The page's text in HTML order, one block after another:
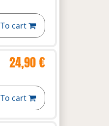
To cart
24,90 €
To cart